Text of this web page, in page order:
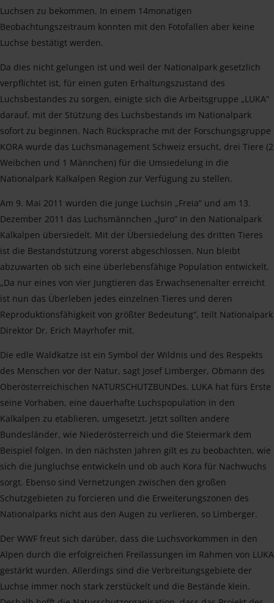
Luchsen zu bekommen. In einem 14monatigen
Beobachtungszeitraum konnten mit den Fotofallen aber keine
Luchse bestätigt werden.
Da dies nicht gelungen ist und weil der Nationalpark gesetzlich
verpflichtet ist, für einen guten Erhaltungszustand des
Luchsbestandes zu sorgen, einigte sich die Arbeitsgruppe „LUKA“
darauf, mit der Stützung des Luchsbestands im Nationalpark
sofort zu beginnen. Nach Rücksprache mit der Forschungsgruppe
KORA wurde das Luchsmanagement Schweiz ersucht, drei Tiere (2
Weibchen und 1 Männchen) für die Umsiedelung in die
Nationalpark Kalkalpen Region zur Verfügung zu stellen.
Am 9. Mai 2011 wurden die junge Luchsin „Freia“ und am 13.
Dezember 2011 das Luchsmännchen „Juro“ in den Nationalpark
Kalkalpen übersiedelt. Mit der Übersiedelung des dritten Tieres
ist die Bestandstützung vorerst abgeschlossen. Nun bleibt
abzuwarten ob sich eine überlebensfähige Population entwickelt.
„Da nur eines von vier Jungtieren das Erwachsenenalter erreicht
ist nun das Überleben jedes einzelnen Tieres und deren
Reproduktionsfähigkeit von größter Bedeutung“, teilt Nationalpark
Direktor Dr. Erich Mayrhofer mit.
Die edle Waldkatze ist ein Symbol der Wildnis und des Respekts
des Menschen vor der Natur, sagt Josef Limberger, Obmann des
Oberösterreichischen NATURSCHUTZBUNDes. LUKA hat fürs Erste
seine Vorhaben, eine dauerhafte Luchspopulation in den
Kalkalpen zu etablieren, umgesetzt. Jetzt sollten andere
Bundesländer, wie Niederösterreich und die Steiermark dem
Beispiel folgen. In den nächsten Jahren gilt es zu beobachten, wie
sich die Jungluchse entwickeln und ob auch Kora für Nachwuchs
sorgt. Ebenso sind Vernetzungen zwischen den großen
Schutzgebieten zu forcieren und die Erweiterungszonen des
Nationalparks nicht aus den Augen zu verlieren, so Limberger.
Der WWF freut sich darüber, dass die Luchsvorkommen in den
Alpen durch die erfolgreichen Freilassungen im Rahmen von LUKA
gestärkt wurden. Allerdings sind die Verbreitungsgebiete der
Luchse immer noch stark zerstückelt und die Bestände klein.